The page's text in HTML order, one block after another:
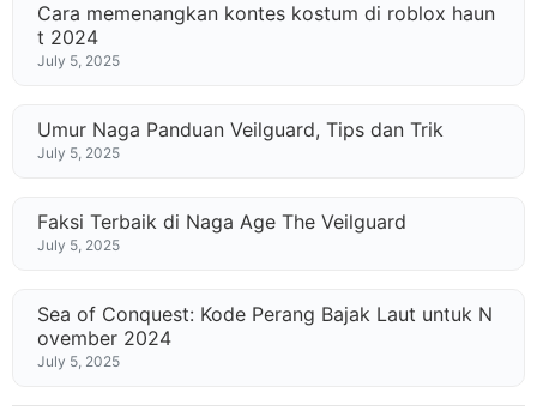
Cara memenangkan kontes kostum di roblox haun
t 2024
July 5, 2025
Umur Naga Panduan Veilguard, Tips dan Trik
July 5, 2025
Faksi Terbaik di Naga Age The Veilguard
July 5, 2025
Sea of ​​Conquest: Kode Perang Bajak Laut untuk N
ovember 2024
July 5, 2025